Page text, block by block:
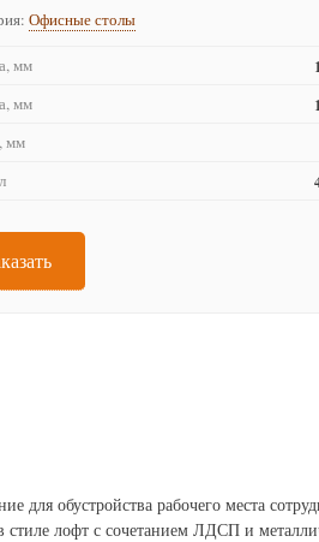
Офисные столы
мм
мм
мм
обустройства рабочего места
лофт с сочетанием ЛДСП и